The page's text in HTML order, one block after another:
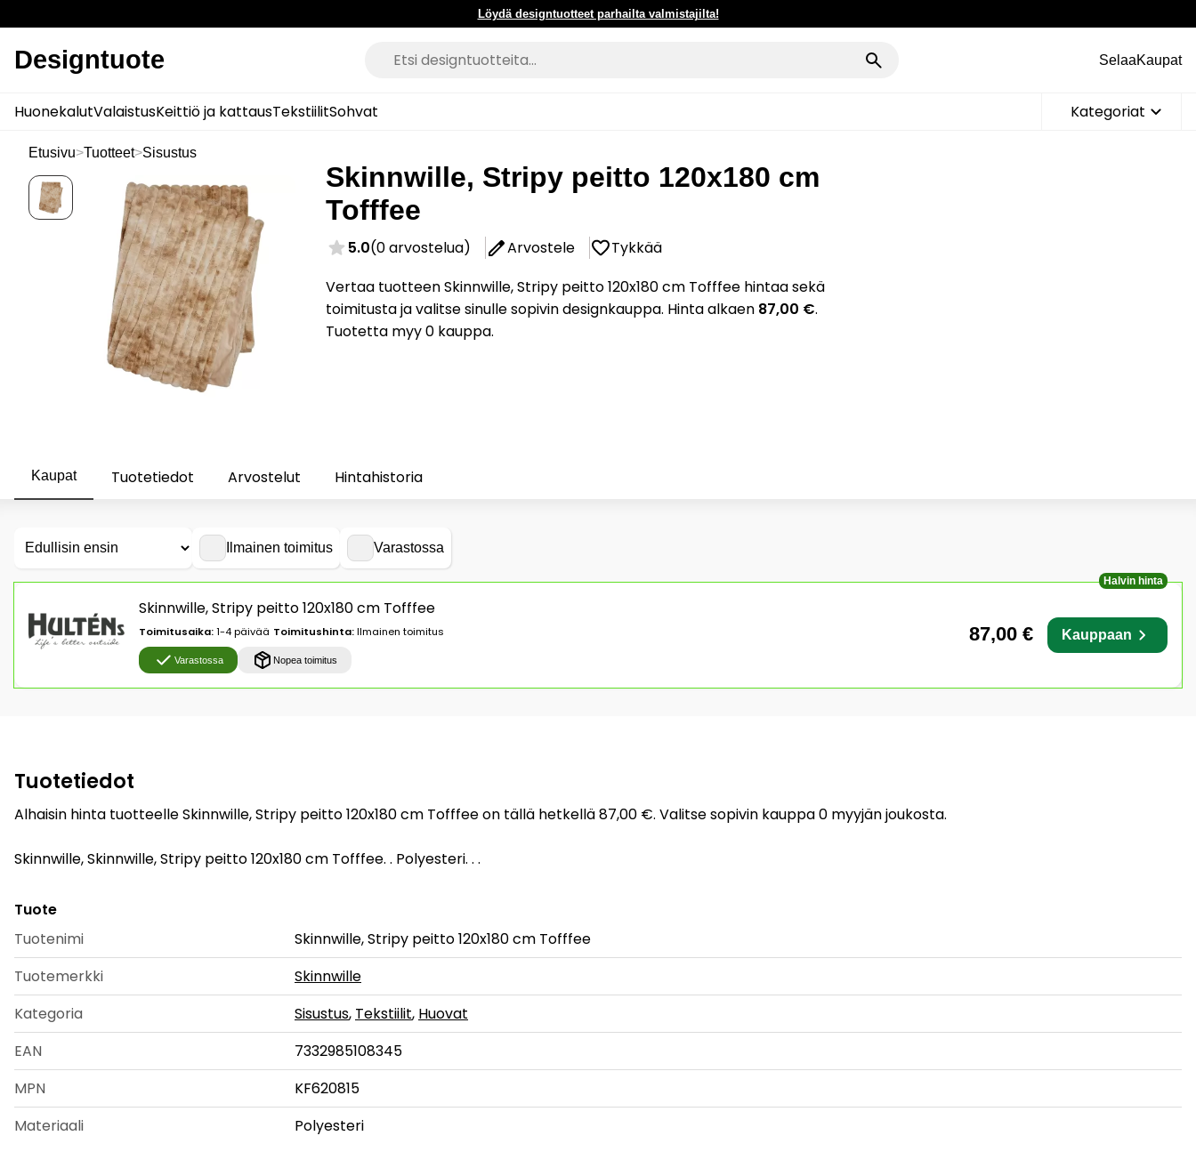
Löydä designtuotteet parhailta valmistajilta!
Designtuote SelaaKaupat
HuonekalutValaistusKeittiö ja kattausTekstiilitSohvat Kategoriat
Etusivu>Tuotteet>Sisustus
Skinnwille, Stripy peitto 120x180 cm
Tofffee
5.0(0 arvostelua) Arvostele
Tykkää
Vertaa tuotteen Skinnwille, Stripy peitto 120x180 cm Tofffee hintaa sekä
toimitusta ja valitse sinulle sopivin designkauppa. Hinta alkaen 87,00 €.
Tuotetta myy 0 kauppa.
Kaupat Tuotetiedot Arvostelut Hintahistoria
Ilmainen toimitus Varastossa
Halvin hinta
Skinnwille, Stripy peitto 120x180 cm Tofffee
Toimitusaika:1-4 päivää Toimitushinta:Ilmainen toimitus
Varastossa Nopea toimitus
87,00 € Kauppaan
Tuotetiedot
Alhaisin hinta tuotteelle Skinnwille, Stripy peitto 120x180 cm Tofffee on tällä hetkellä 87,00 €. Valitse sopivin kauppa 0 myyjän joukosta.
Skinnwille, Skinnwille, Stripy peitto 120x180 cm Tofffee. . Polyesteri. . .
Tuote
Tuotenimi
Skinnwille, Stripy peitto 120x180 cm Tofffee
Tuotemerkki
Skinnwille
Kategoria
Sisustus, Tekstiilit, Huovat
EAN
7332985108345
MPN
KF620815
Materiaali
Polyesteri